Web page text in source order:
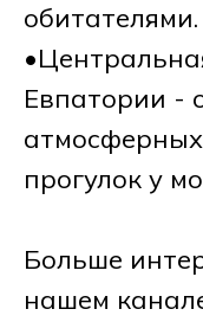
обитателями.
Евпатории -
прогулок у
Больше
нашем